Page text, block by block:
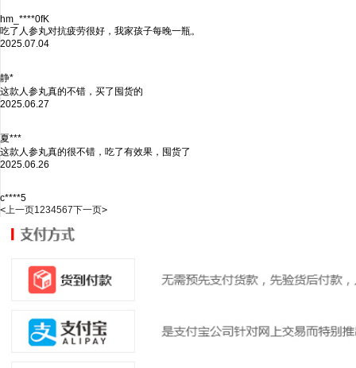
hm_****0fK
吃了人参丸对抗疲劳很好，我家孩子每晚一瓶。
2025.07.04
静*
这款人参丸真的不错，买了囤货的
2025.06.27
夏***
这款人参丸真的很不错，吃了有效果，囤货了
2025.06.26
c****5
< 上一页1 234567下一页>